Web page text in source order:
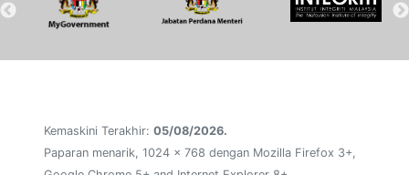
Kemaskini Terakhir: 05/08/2026.
Paparan menarik, 1024 x 768 dengan Mozilla Firefox 3+,